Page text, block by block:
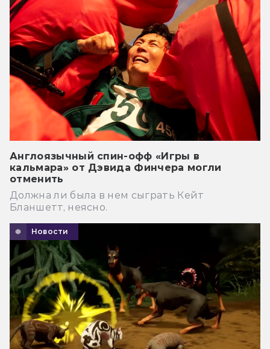
Англоязычный спин-офф «Игры в
кальмара» от Дэвида Финчера могли
отменить
Должна ли была в нем сыграть Кейт
Бланшетт, неясно.
Новости